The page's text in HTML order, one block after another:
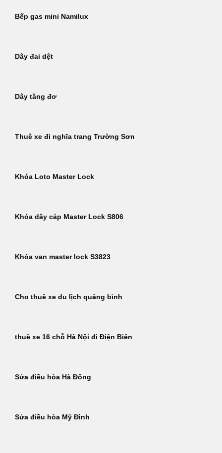
Bếp gas mini Namilux
Dây đai dệt
Dây tăng đơ
Thuê xe đi nghĩa trang Trường Sơn
Khóa Loto Master Lock
Khóa dây cáp Master Lock S806
Khóa van master lock S3823
Cho thuê xe du lịch quảng bình
thuê xe 16 chỗ Hà Nội đi Điện Biên
Sửa điều hòa Hà Đông
Sửa điều hòa Mỹ Đình